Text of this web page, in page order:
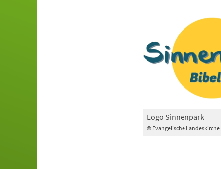
© Evangelische Landeskirche
Logo Sinnenpark